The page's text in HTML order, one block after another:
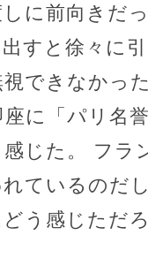
に前向きだ
すと徐々に
できなかっ
に「パリ名
じた。 フラ
ているのだ
う感じただ